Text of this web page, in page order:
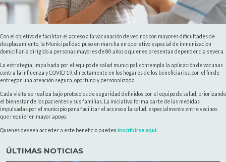
Con el objetivo de facilitar el acceso a la vacunación de vecinos con mayores dificultades de
desplazamiento, la Municipalidad puso en marcha un operativo especial de inmunización
domiciliaria dirigido a personas mayores de 80 años o quienes presentan dependencia severa.
La estrategia, impulsada por el equipo de salud municipal, contempla la aplicación de vacunas
contra la influenza y COVID 19, directamente en los hogares de los beneficiarios, con el fin de
entregar una atención segura, oportuna y personalizada.
Cada visita se realiza bajo protocolos de seguridad definidos por el equipo de salud, priorizando
el bienestar de los pacientes y sus familias. La iniciativa forma parte de las medidas
impulsadas por el municipio para facilitar el acceso a la salud, especialmente entre vecinos
que requieren mayor apoyo.
Quienes deseen acceder a este beneficio pueden inscribirse aquí.
ÚLTIMAS NOTICIAS